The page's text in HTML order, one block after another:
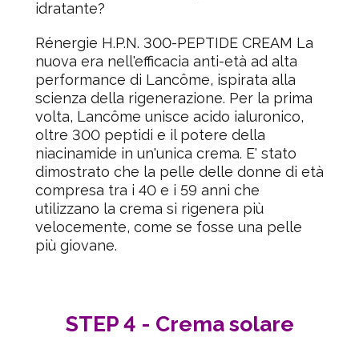
idratante?
Rénergie H.P.N. 300-PEPTIDE CREAM La
nuova era nell'efficacia anti-età ad alta
performance di Lancôme, ispirata alla
scienza della rigenerazione. Per la prima
volta, Lancôme unisce acido ialuronico,
oltre 300 peptidi e il potere della
niacinamide in un'unica crema. E' stato
dimostrato che la pelle delle donne di età
compresa tra i 40 e i 59 anni che
utilizzano la crema si rigenera più
velocemente, come se fosse una pelle
più giovane.
STEP 4 - Crema solare